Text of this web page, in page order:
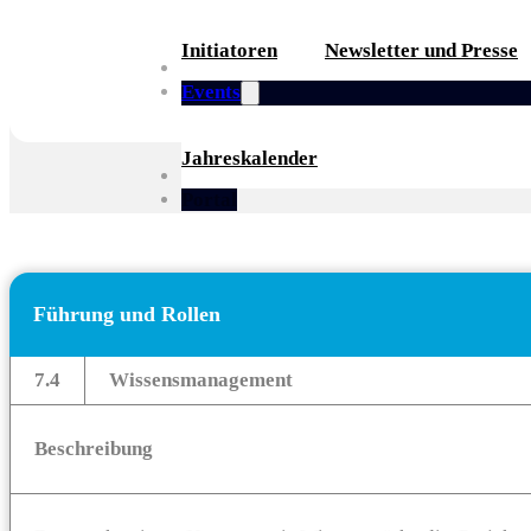
Initiatoren Newsletter und Presse
Events
Jahreskalender
Führung und Rollen
7.4 Wissensmanagement
Beschreibung